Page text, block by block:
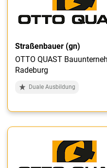
Straßenbauer (gn)
OTTO QUAST
Radeburg
Duale Ausbildung